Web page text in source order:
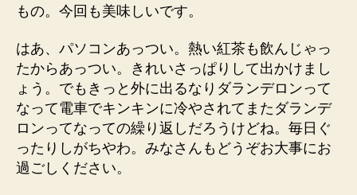
もの。今回も美味しいです。
はあ、パソコンあっつい。熱い紅茶も飲んじゃっ
たからあっつい。きれいさっぱりして出かけまし
ょう。でもきっと外に出るなりダランデロンって
なって電車でキンキンに冷やされてまたダランデ
ロンってなっての繰り返しだろうけどね。毎日ぐ
ったりしがちやわ。みなさんもどうぞお大事にお
過ごしください。